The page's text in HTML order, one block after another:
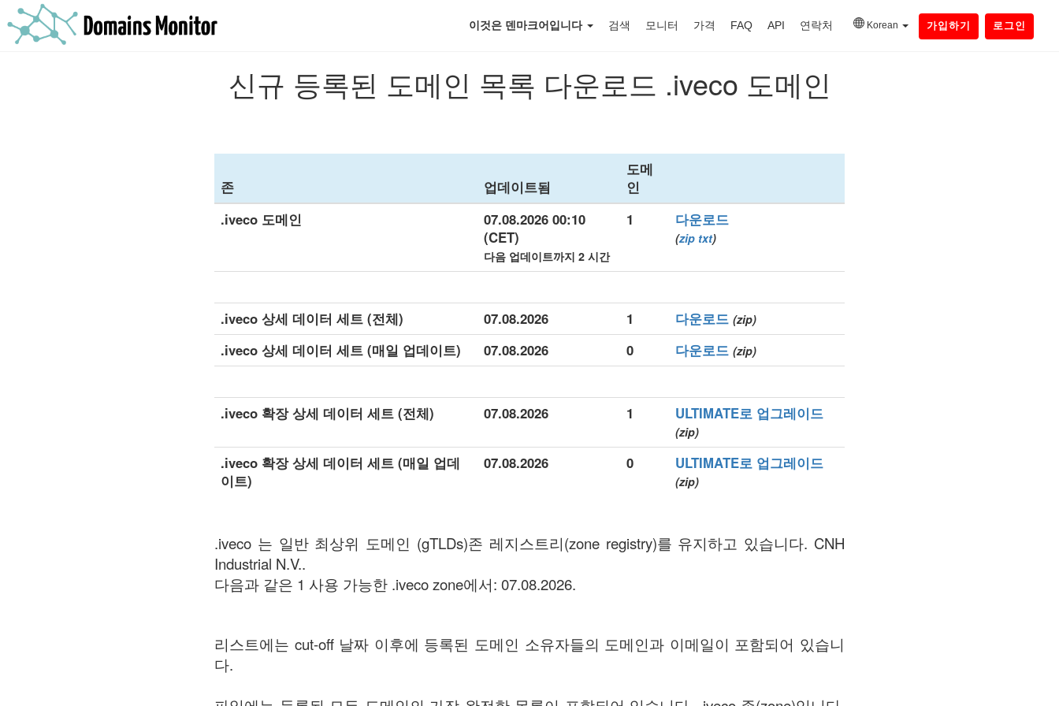
이것은 덴마크어입니다 검색 모니터 가격 FAQ API 연락처 Korean 가입하기 로그인
신규 등록된 도메인 목록 다운로드 .iveco 도메인
존 업데이트됨
도메
인
.iveco 도메인
07.08.2026 00:10
(CET)
다음 업데이트까지 2 시간
1 다운로드
(zip txt)
.iveco 상세 데이터 세트 (전체) 07.08.2026 1 다운로드 (zip)
.iveco 상세 데이터 세트 (매일 업데이트) 07.08.2026 0 다운로드 (zip)
.iveco 확장 상세 데이터 세트 (전체) 07.08.2026 1 ULTIMATE로 업그레이드
(zip)
.iveco 확장 상세 데이터 세트 (매일 업데
이트)
07.08.2026 0 ULTIMATE로 업그레이드
(zip)
.iveco 는 일반 최상위 도메인 (gTLDs)존 레지스트리(zone registry)를 유지하고 있습니다. CNH
Industrial N.V..
다음과 같은 1 사용 가능한 .iveco zone에서: 07.08.2026.
리스트에는 cut-off 날짜 이후에 등록된 도메인 소유자들의 도메인과 이메일이 포함되어 있습니
다.